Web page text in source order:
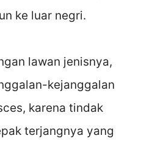
ke luar negri.
lawan jenisnya,
kejanggalan
karena tindak
terjangnya yang